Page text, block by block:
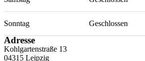
Sonntag Geschlossen
Adresse
Kohlgartenstraße 13
04315 Leipzig